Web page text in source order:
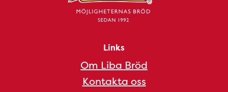
Links
Om Liba Bröd
Kontakta oss